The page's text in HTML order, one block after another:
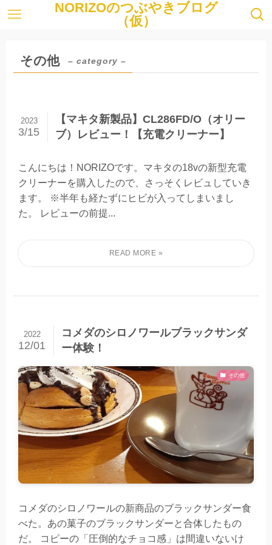
NORIZOのつぶやきブログ
（仮）
その他 – category –
【マキタ新製品】CL286FD/O（オリー
ブ）レビュー！【充電クリーナー】
2023
3/15
こんにちは！NORIZOです。マキタの18vの新型充電
クリーナーを購入したので、さっそくレビュしていき
ます。 ※半年も経たずにヒビが入ってしまいまし
た。 レビューの前提...
コメダのシロノワールブラックサンダ
ー体験！
2022
12/01
その他
コメダのシロノワールの新商品のブラックサンダー食
べた。あの菓子のブラックサンダーと合体したもの
だ。 コピーの「圧倒的なチョコ感」は間違いないけ